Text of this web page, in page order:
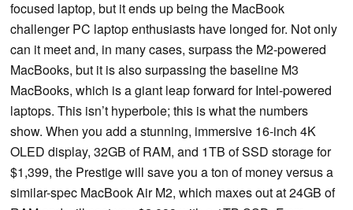
focused laptop, but it ends up being the MacBook
challenger PC laptop enthusiasts have longed for. Not only
can it meet and, in many cases, surpass the M2-powered
MacBooks, but it is also surpassing the baseline M3
MacBooks, which is a giant leap forward for Intel-powered
laptops. This isn’t hyperbole; this is what the numbers
show. When you add a stunning, immersive 16-inch 4K
OLED display, 32GB of RAM, and 1TB of SSD storage for
$1,399, the Prestige will save you a ton of money versus a
similar-spec MacBook Air M2, which maxes out at 24GB of